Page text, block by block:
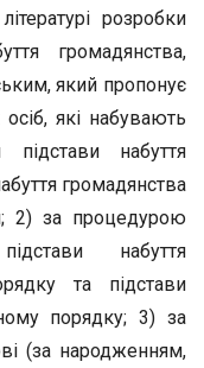
розробки
громадянства,
який пропонує
які набувають
набуття
громадянства
2) за процедурою
набуття
та підстави
порядку; 3) за
(за народженням,